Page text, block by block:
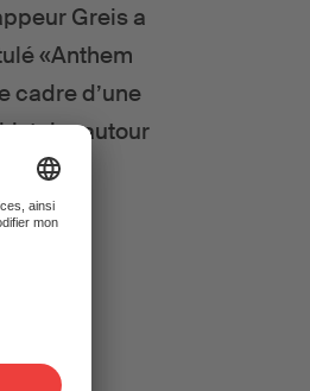
Greis a
«Anthem
cadre d’une
autour